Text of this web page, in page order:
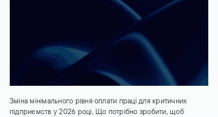
Зміна мінімального рівня оплати праці для критичних
підприємств у 2026 році. Що потрібно зробити, щоб